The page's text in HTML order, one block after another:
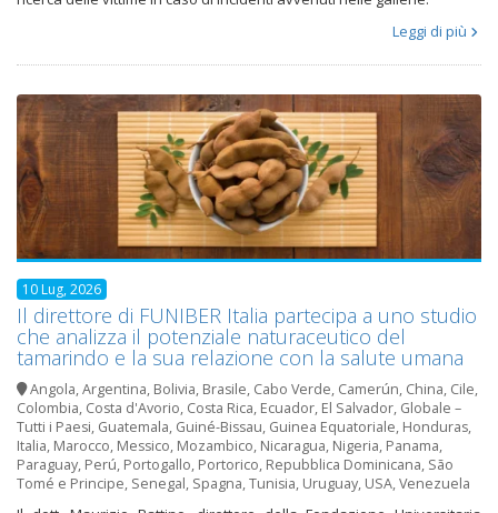
Leggi di più
10 Lug, 2026
Il direttore di FUNIBER Italia partecipa a uno studio
che analizza il potenziale naturaceutico del
tamarindo e la sua relazione con la salute umana
Angola,Argentina, Bolivia, Brasile, Cabo Verde, Camerún, China, Cile,
Colombia, Costa d'Avorio, Costa Rica, Ecuador, El Salvador, Globale –
Tutti i Paesi, Guatemala, Guiné-Bissau, Guinea Equatoriale, Honduras,
Italia, Marocco, Messico, Mozambico, Nicaragua, Nigeria, Panama,
Paraguay, Perú, Portogallo, Portorico, Repubblica Dominicana, São
Tomé e Principe, Senegal, Spagna,Tunisia, Uruguay, USA,Venezuela